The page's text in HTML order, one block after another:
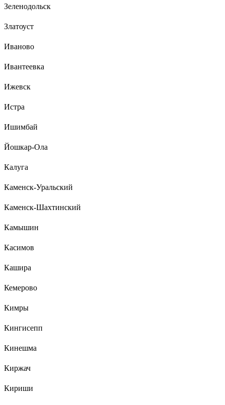
Зеленодольск
Златоуст
Иваново
Ивантеевка
Ижевск
Истра
Ишимбай
Йошкар-Ола
Калуга
Каменск-Уральский
Каменск-Шахтинский
Камышин
Касимов
Кашира
Кемерово
Кимры
Кингисепп
Кинешма
Киржач
Кириши